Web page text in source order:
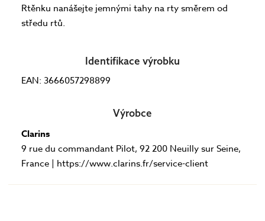
Rtěnku nanášejte jemnými tahy na rty směrem od
středu rtů.
Identifikace výrobku
EAN: 3666057298899
Výrobce
Clarins
9 rue du commandant Pilot, 92 200 Neuilly sur Seine,
France | https://www.clarins.fr/service-client